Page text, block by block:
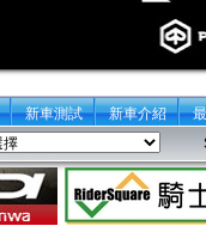
新車測試 新車介紹